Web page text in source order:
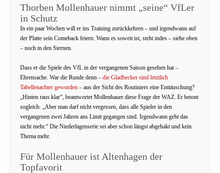
Thorben Mollenhauer nimmt „seine“ VfLer
in Schutz
In ein paar Wochen will er ins Training zurückkehren – und irgendwann auf
der Platte sein Comeback feiern. Wann es soweit ist, steht indes – siehe oben
– noch in den Sternen.
Dass er die Spiele des VfL in der vergangenen Saison gesehen hat –
Ehrensache. War die Runde denn – die Gladbecker sind letztlich
Tabellenachter geworden – aus der Sicht des Routiniers eine Enttäuschung?
„Hinten raus klar“, beantwortet Mollenhauer diese Frage der WAZ. Er betont
sogleich: „Aber man darf nicht vergessen, dass alle Spieler in den
vergangenen zwei Jahren ans Limit gegangen sind. Irgendwann geht das
nicht mehr.“ Die Niederlagenserie sei aber schon längst abgehakt und kein
Thema mehr.
Für Mollenhauer ist Altenhagen der
Topfavorit